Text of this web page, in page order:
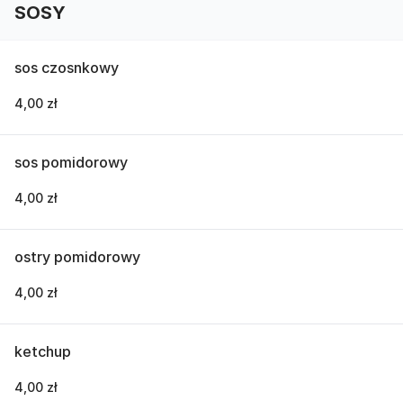
SOSY
sos czosnkowy
4,00 zł
sos pomidorowy
4,00 zł
ostry pomidorowy
4,00 zł
ketchup
4,00 zł